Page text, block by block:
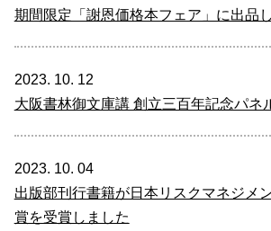
期間限定「謝恩価格本フェア」に出品
2023. 10. 12
大阪書林御文庫講 創立三百年記念パネ
2023. 10. 04
出版部刊行書籍が日本リスクマネジメ
賞を受賞しました